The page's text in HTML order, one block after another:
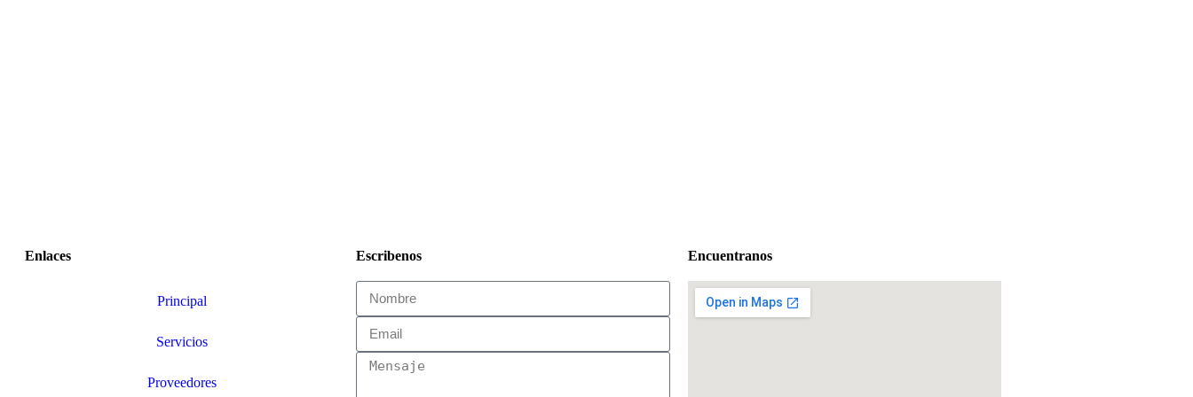
Enlaces
Principal
Servicios
Proveedores
Escribenos Encuentranos